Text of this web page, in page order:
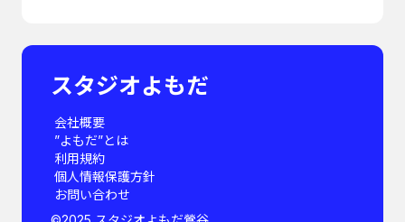
スタジオよもだ
会社概要
”よもだ”とは
利用規約
個人情報保護方針
お問い合わせ